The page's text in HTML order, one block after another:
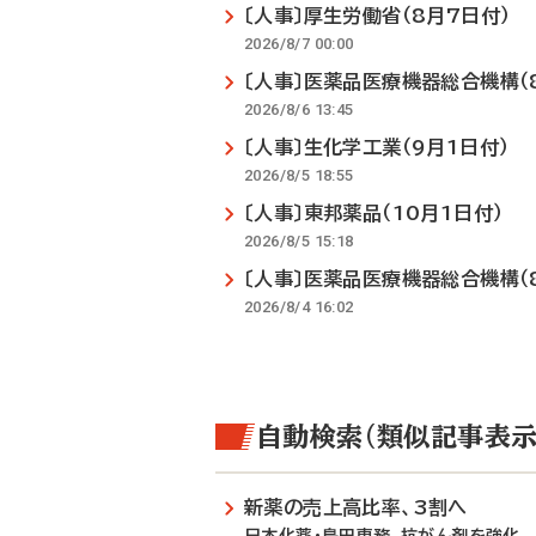
〔人事〕厚生労働省（8月7日付）
2026/8/7 00:00
〔人事〕医薬品医療機器総合機構
2026/8/6 13:45
〔人事〕生化学工業（9月1日付）
2026/8/5 18:55
〔人事〕東邦薬品（10月1日付）
2026/8/5 15:18
〔人事〕医薬品医療機器総合機構
2026/8/4 16:02
自動検索（類似記事表示
新薬の売上高比率、3割へ